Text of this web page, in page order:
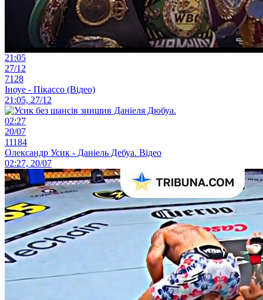
21:05
27/12
7128
Іноуе - Пікассо (Відео)
21:05, 27/12
02:27
20/07
11184
Олександр Усик - Даніель Дебуа. Відео
02:27, 20/07